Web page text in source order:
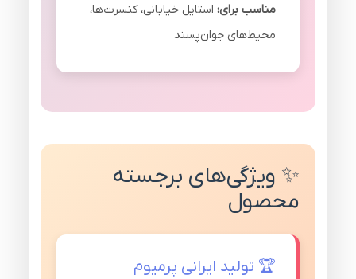
مناسب برای: استایل خیابانی، کنسرت‌ها،
محیط‌های جوان‌پسند
✨ ویژگی‌های برجسته
محصول
🏆 تولید ایرانی پرمیوم